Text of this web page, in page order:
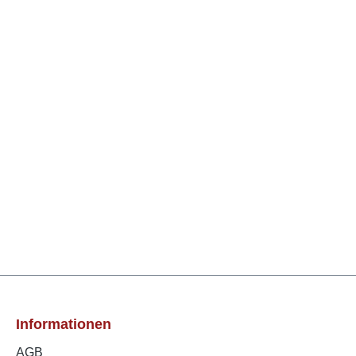
Informationen
AGB